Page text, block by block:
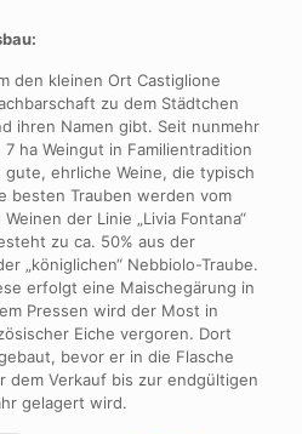
den kleinen Ort Castiglione
zu dem Städtchen
ihren Namen gibt. Seit nunmehr
ha Weingut in Familientradition
ehrliche Weine, die typisch
besten Trauben werden vom
der Linie „Livia Fontana“
zu ca. 50% aus der
„königlichen“ Nebbiolo-Traube.
erfolgt eine Maischegärung in
Pressen wird der Most in
Eiche vergoren. Dort
bevor er in die Flasche
dem Verkauf bis zur endgültigen
gelagert wird.